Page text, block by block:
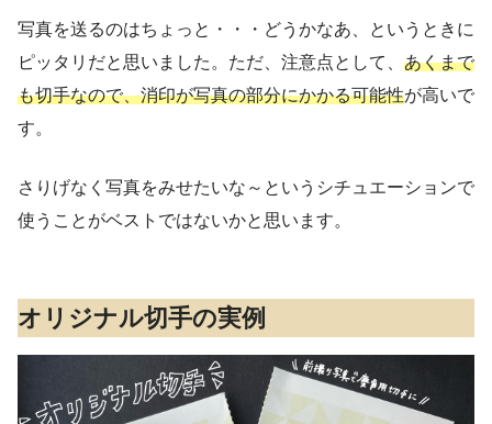
写真を送るのはちょっと・・・どうかなあ、というときに
ピッタリだと思いました。ただ、注意点として、 あくまで
も切手なので、消印が写真の部分にかかる可能性が高いで
す。
さりげなく写真をみせたいな～というシチュエーションで
使うことがベストではないかと思います。
オリジナル切手の実例